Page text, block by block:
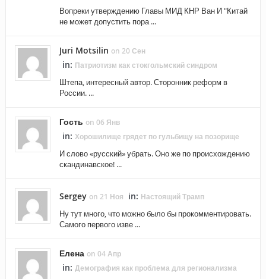
Вопреки утверждению Главы МИД КНР Ван И "Китай
не может допустить пора ...
Juri Motsilin on 20 Сен
in: Патриотизм как стокгольмский синдром
Штепа, интересный автор. Сторонник реформ в
России. ...
Гость on 06 Янв
in: Хорошилище грядет по гульбищу на позорище
И слово «русский» убрать. Оно же по происхождению
скандинавское! ...
Sergey on 21 Ноя in: Настоящий Трамп
Ну тут много, что можно было бы прокомментировать.
Самого первого изве ...
Елена on 04 Апр
in: Демография как проблема для регионализма